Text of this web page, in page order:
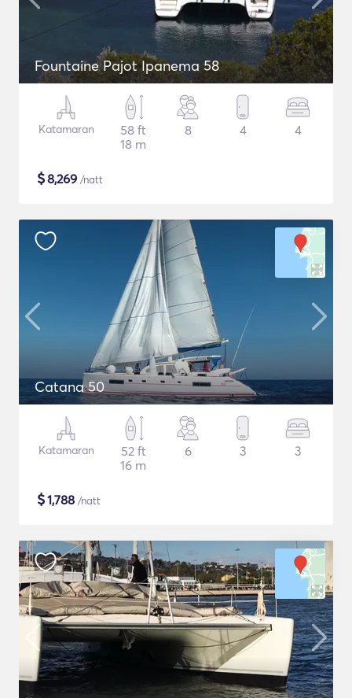
Fountaine Pajot Ipanema 58
Katamaran
58 ft
18 m
8 4 4
$8,269 /natt
Catana 50
Katamaran
52 ft
16 m
6 3 3
$1,788 /natt